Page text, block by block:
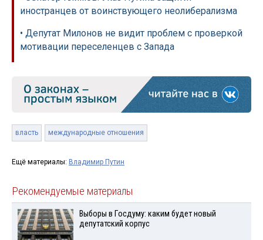
иностранцев от воинствующего неолиберализма
• Депутат Милонов не видит проблем с проверкой
мотивации переселенцев с Запада
власть международные отношения
Ещё материалы: Владимир Путин
Рекомендуемые материалы
Выборы в Госдуму: каким будет новый
депутатский корпус